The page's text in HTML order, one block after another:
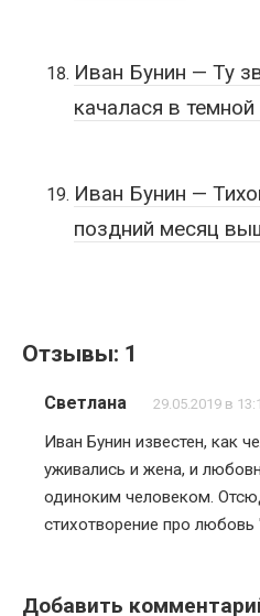
Иван Бунин — Ту
качалася в
Иван Бунин —
поздний месяц
Отзывы: 1
Светлана 29.05.2019 в
Иван Бунин известен, как
уживались и жена, и
одиноким человеком.
стихотворение про любовь
Добавить